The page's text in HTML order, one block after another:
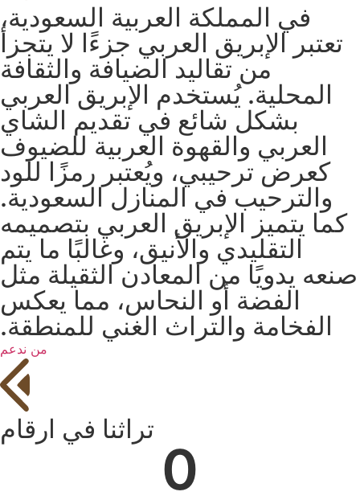
في المملكة العربية السعودية،
تعتبر الإبريق العربي جزءًا لا يتجزأ
من تقاليد الضيافة والثقافة
المحلية. يُستخدم الإبريق العربي
بشكل شائع في تقديم الشاي
العربي والقهوة العربية للضيوف
كعرض ترحيبي، ويُعتبر رمزًا للود
والترحيب في المنازل السعودية.
كما يتميز الإبريق العربي بتصميمه
التقليدي والأنيق، وغالبًا ما يتم
صنعه يدويًا من المعادن الثقيلة مثل
الفضة أو النحاس، مما يعكس
الفخامة والتراث الغني للمنطقة.
من ندعم
تراثنا في ارقام
0